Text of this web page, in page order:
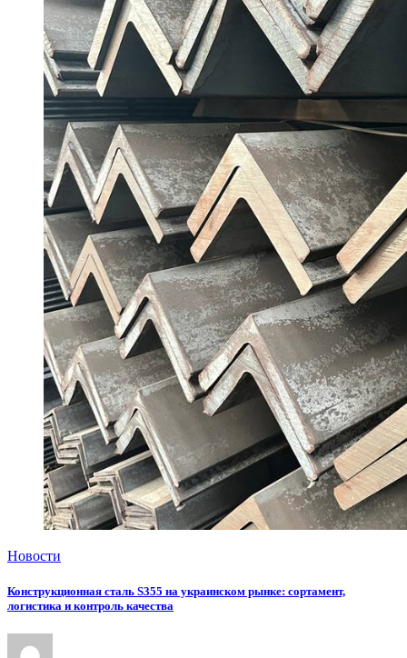
Новости
Конструкционная сталь S355 на украинском рынке: сортамент,
логистика и контроль качества